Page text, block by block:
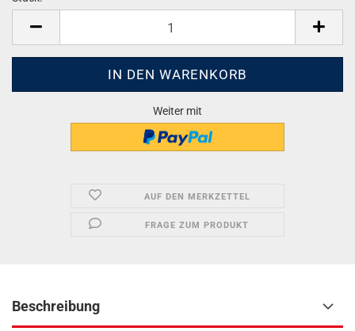
Weiter mit
AUF DEN MERKZETTEL
FRAGE ZUM PRODUKT
Beschreibung